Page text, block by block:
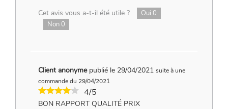
Cet avis vous a-t-il été utile ?
Oui 0
Non0
Client anonyme publié le 29/04/2021 suite à une
commande du 29/04/2021
4/5
BON RAPPORT QUALITÉ PRIX